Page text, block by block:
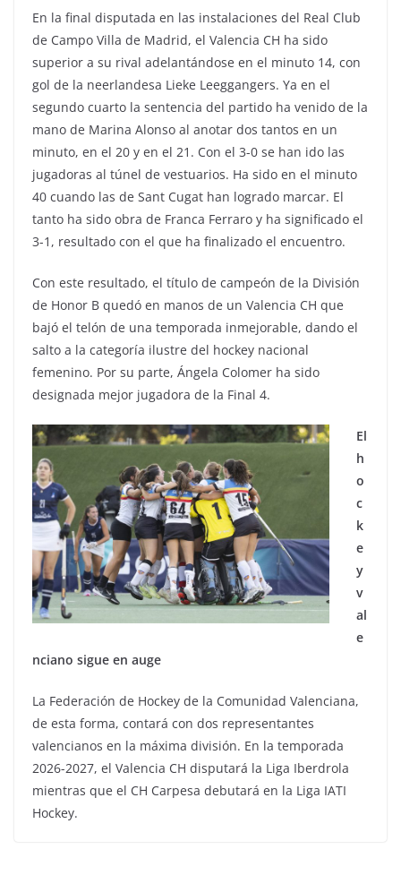
En la final disputada en las instalaciones del Real Club
de Campo Villa de Madrid, el Valencia CH ha sido
superior a su rival adelantándose en el minuto 14, con
gol de la neerlandesa Lieke Leeggangers. Ya en el
segundo cuarto la sentencia del partido ha venido de la
mano de Marina Alonso al anotar dos tantos en un
minuto, en el 20 y en el 21. Con el 3-0 se han ido las
jugadoras al túnel de vestuarios. Ha sido en el minuto
40 cuando las de Sant Cugat han logrado marcar. El
tanto ha sido obra de Franca Ferraro y ha significado el
3-1, resultado con el que ha finalizado el encuentro.
Con este resultado, el título de campeón de la División
de Honor B quedó en manos de un Valencia CH que
bajó el telón de una temporada inmejorable, dando el
salto a la categoría ilustre del hockey nacional
femenino. Por su parte, Ángela Colomer ha sido
designada mejor jugadora de la Final 4.
El
h
o
c
k
e
y
v
al
e
nciano sigue en auge
La Federación de Hockey de la Comunidad Valenciana,
de esta forma, contará con dos representantes
valencianos en la máxima división. En la temporada
2026-2027, el Valencia CH disputará la Liga Iberdrola
mientras que el CH Carpesa debutará en la Liga IATI
Hockey.